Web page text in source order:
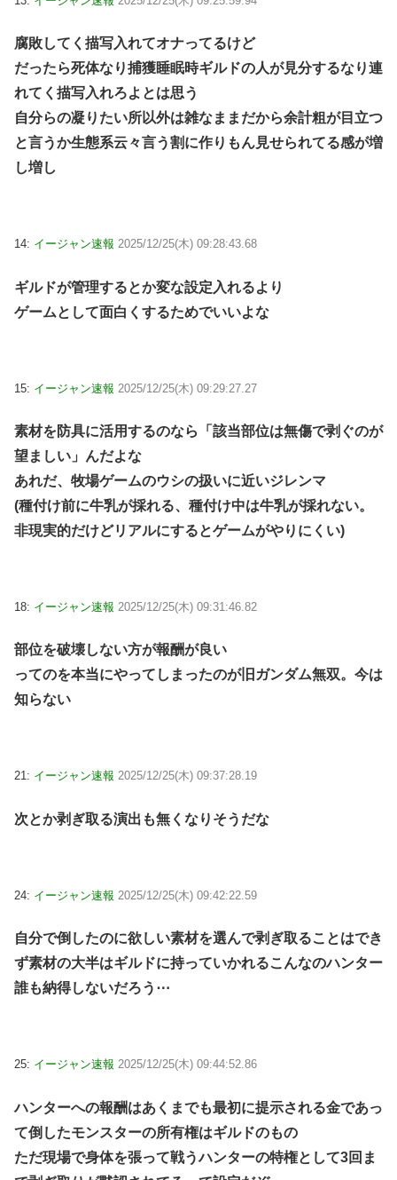
腐敗してく描写入れてオナってるけど
だったら死体なり捕獲睡眠時ギルドの人が見分するなり連
れてく描写入れろよとは思う
自分らの凝りたい所以外は雑なままだから余計粗が目立つ
と言うか生態系云々言う割に作りもん見せられてる感が増
し増し
14: イージャン速報 2025/12/25(木) 09:28:43.68
ギルドが管理するとか変な設定入れるより
ゲームとして面白くするためでいいよな
15: イージャン速報 2025/12/25(木) 09:29:27.27
素材を防具に活用するのなら「該当部位は無傷で剥ぐのが
望ましい」んだよな
あれだ、牧場ゲームのウシの扱いに近いジレンマ
(種付け前に牛乳が採れる、種付け中は牛乳が採れない。
非現実的だけどリアルにするとゲームがやりにくい)
18: イージャン速報 2025/12/25(木) 09:31:46.82
部位を破壊しない方が報酬が良い
ってのを本当にやってしまったのが旧ガンダム無双。今は
知らない
21: イージャン速報 2025/12/25(木) 09:37:28.19
次とか剥ぎ取る演出も無くなりそうだな
24: イージャン速報 2025/12/25(木) 09:42:22.59
自分で倒したのに欲しい素材を選んで剥ぎ取ることはでき
ず素材の大半はギルドに持っていかれるこんなのハンター
誰も納得しないだろう⋯
25: イージャン速報 2025/12/25(木) 09:44:52.86
ハンターへの報酬はあくまでも最初に提示される金であっ
て倒したモンスターの所有権はギルドのもの
ただ現場で身体を張って戦うハンターの特権として3回ま